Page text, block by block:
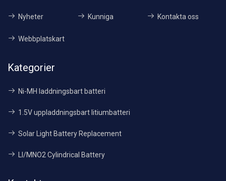
Nyheter Kunniga Kontakta oss
Webbplatskart
Kategorier
Ni-MH laddningsbart batteri
1.5V uppladdningsbart litiumbatteri
Solar Light Battery Replacement
LI/MNO2 Cylindrical Battery